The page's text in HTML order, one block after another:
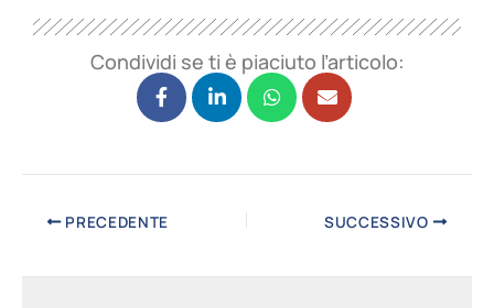
Condividi se ti è piaciuto l’articolo:
PRECEDENTE SUCCESSIVO